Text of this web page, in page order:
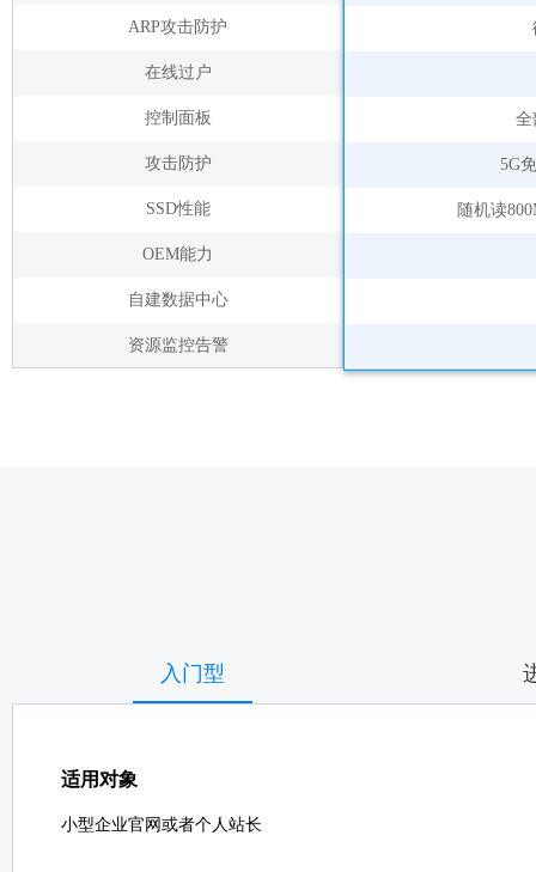
ARP攻击防护
在线过户
控制面板
攻击防护
SSD性能
OEM能力
自建数据中心
资源监控告警
全
5G
随机读
入门型
适用对象
小型企业官网或者个人站长